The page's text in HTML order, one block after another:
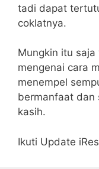
tadi dapat
coklatnya.
Mungkin itu
mengenai cara
menempel
bermanfaat dan
kasih.
Ikuti Update